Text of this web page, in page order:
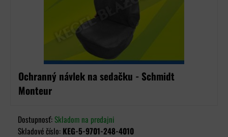
Ochranný návlek na sedačku - Schmidt
Monteur
Dostupnosť:Skladom na predajni
Skladové číslo: KEG-5-9701-248-4010